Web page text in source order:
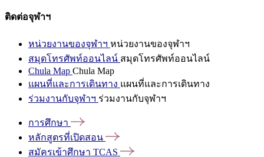
ติดต่อจุฬาฯ
หน่วยงานของจุฬาฯ หน่วยงานของจุฬาฯ
สมุดโทรศัพท์ออนไลน์ สมุดโทรศัพท์ออนไลน์
Chula Map Chula Map
แผนที่และการเดินทาง แผนที่และการเดินทาง
ร่วมงานกับจุฬาฯ ร่วมงานกับจุฬาฯ
การศึกษา
หลักสูตรที่เปิดสอน
สมัครเข้าศึกษา TCAS